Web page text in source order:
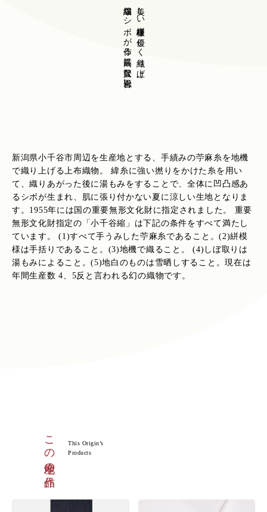
美しい絣模様を優しく織り上げ
繊細なシボが作る最高に贅沢な風合い。
新潟県小千谷市周辺を生産地とする、手績みの苧麻糸を地機
で織り上げる上布織物。 緯糸に強い撚りをかけた糸を用い
て、織りあがった後に湯もみをすることで、全体に凹凸感あ
るシボが生まれ、肌に張り付かない夏に涼しい生地となりま
す。1955年には国の重要無形文化財に指定されました。 重要
無形文化財指定の「小千谷縮」は下記の条件をすべて満たし
ています。 (1)すべて手うみした苧麻糸であること。(2)絣模
様は手括りであること。(3)地機で織ること。 (4)しぼ取りは
湯もみによること。(5)地白のものは雪晒しすること。現在は
年間生産数 4、5反と言われる幻の織物です。
この産地の作品
This Origin’s
Products